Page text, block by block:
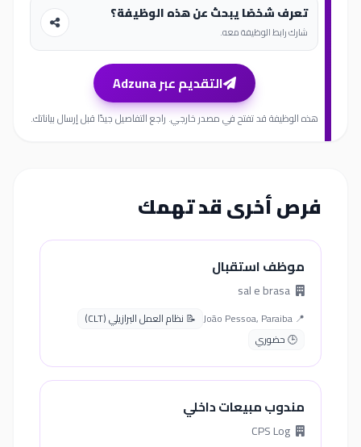
تعرف شخصًا يبحث عن هذه الوظيفة؟
شارك رابط الوظيفة معه.
التقديم عبر Adzuna
هذه الوظيفة قد تفتح في مصدر خارجي. راجع التفاصيل جيدًا قبل إرسال بياناتك.
فرص أخرى قد تهمك
موظف استقبال
📍 João Pessoa, Paraiba
📝 نظام العمل البرازيلي (CLT)
🕒 حضوري
مندوب مبيعات داخلي